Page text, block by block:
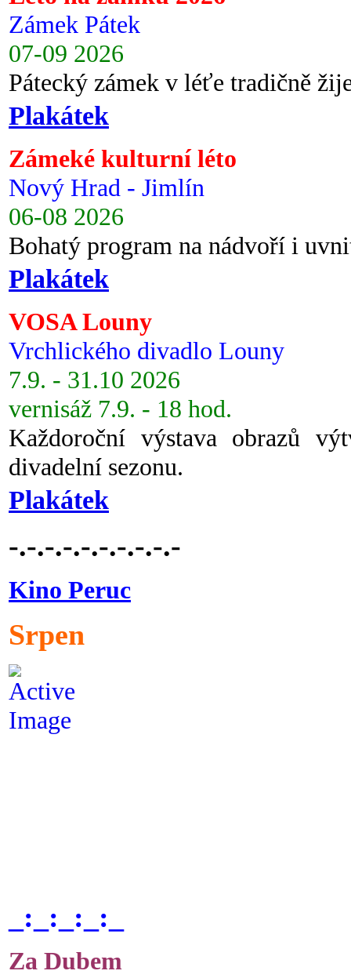
Zámek Pátek
07-09 2026
Pátecký zámek v léťe tradičně
Plakátek
Zámeké kulturní léto
Nový Hrad - Jimlín
06-08 2026
Bohatý program na nádvoří i
Plakátek
VOSA Louny
Vrchlického divadlo Louny
7.9. - 31.10 2026
vernisáž 7.9. - 18 hod.
Každoroční výstava obrazů
divadelní sezonu.
Plakátek
-.-.-.-.-.-.-.-.-.-
Kino Peruc
Srpen
_:_:_:_:_
Za Dubem